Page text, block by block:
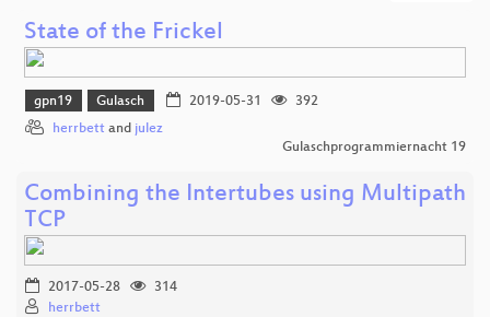
State of the Frickel
gpn19 Gulasch 2019-05-31
392
herrbett and julez
Gulaschprogrammiernacht 19
Combining the Intertubes using Multipath
TCP
2017-05-28
314
herrbett